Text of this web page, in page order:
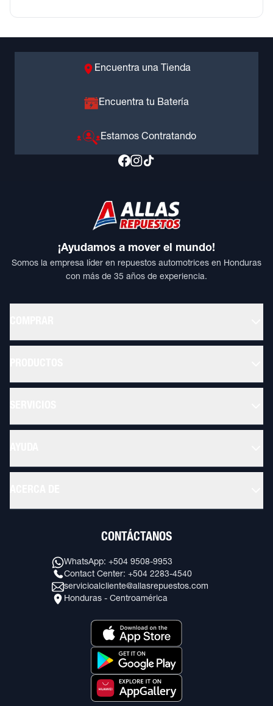
Encuentra una Tienda
Encuentra tu Batería
Estamos Contratando
¡Ayudamos a mover el mundo!
Somos la empresa líder en repuestos automotrices en Honduras
con más de 35 años de experiencia.
CONTÁCTANOS
WhatsApp: +504 9508-9953
Contact Center: +504 2283-4540
servicioalcliente@allasrepuestos.com
Honduras - Centroamérica